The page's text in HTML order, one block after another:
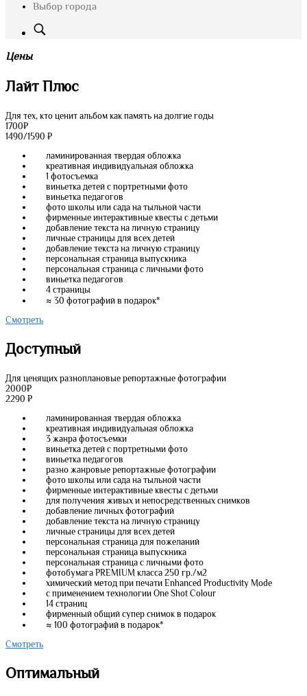
Выбор города
Цены
Лайт Плюс
Для тех, кто ценит альбом как память на долгие годы
1700₽
1490/1590 ₽
ламинированная твердая обложка
креативная индивидуальная обложка
1 фотосъемка
виньетка детей с портретными фото
виньетка педагогов
фото школы или сада на тыльной части
фирменные интерактивные квесты с детьми
добавление текста на личную страницу
личные страницы для всех детей
добавление текста на личную страницу
персональная страница выпускника
персональная страница с личными фото
виньетка педагогов
4 страницы
≈ 30 фотографий в подарок*
Смотреть
Доступный
Для ценящих разноплановые репортажные фотографии
2000₽
2290 ₽
ламинированная твердая обложка
креативная индивидуальная обложка
3 жанра фотосъемки
виньетка детей с портретными фото
виньетка педагогов
разно жанровые репортажные фотографии
фото школы или сада на тыльной части
фирменные интерактивные квесты с детьми
для получения живых и непосредственных снимков
добавление личных фотографий
добавление текста на личную страницу
личные страницы для всех детей
персональная страница для пожеланий
персональная страница выпускника
персональная страница с личными фото
фотобумага PREMIUM класса 250 гр./м2
химический метод при печати Enhanced Productivity Mode
с применением технологии One Shot Colour
14 страниц
фирменный общий супер снимок в подарок
≈ 100 фотографий в подарок*
Смотреть
Оптимальный